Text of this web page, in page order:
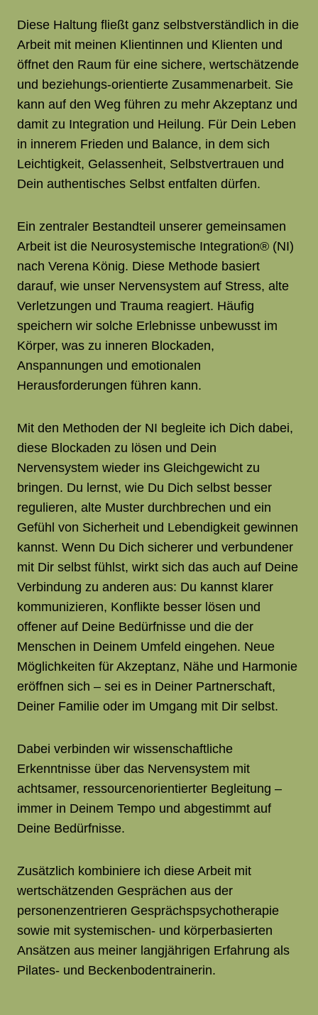
Diese Haltung fließt ganz selbstverständlich in die
Arbeit mit meinen Klientinnen und Klienten und
öffnet den Raum für eine sichere, wertschätzende
und beziehungs-orientierte Zusammenarbeit. Sie
kann auf den Weg führen zu mehr Akzeptanz und
damit zu Integration und Heilung. Für Dein Leben
in innerem Frieden und Balance, in dem sich
Leichtigkeit, Gelassenheit, Selbstvertrauen und
Dein authentisches Selbst entfalten dürfen.
Ein zentraler Bestandteil unserer gemeinsamen
Arbeit ist die Neurosystemische Integration® (NI)
nach Verena König. Diese Methode basiert
darauf, wie unser Nervensystem auf Stress, alte
Verletzungen und Trauma reagiert. Häufig
speichern wir solche Erlebnisse unbewusst im
Körper, was zu inneren Blockaden,
Anspannungen und emotionalen
Herausforderungen führen kann.
Mit den Methoden der NI begleite ich Dich dabei,
diese Blockaden zu lösen und Dein
Nervensystem wieder ins Gleichgewicht zu
bringen. Du lernst, wie Du Dich selbst besser
regulieren, alte Muster durchbrechen und ein
Gefühl von Sicherheit und Lebendigkeit gewinnen
kannst. Wenn Du Dich sicherer und verbundener
mit Dir selbst fühlst, wirkt sich das auch auf Deine
Verbindung zu anderen aus: Du kannst klarer
kommunizieren, Konflikte besser lösen und
offener auf Deine Bedürfnisse und die der
Menschen in Deinem Umfeld eingehen. Neue
Möglichkeiten für Akzeptanz, Nähe und Harmonie
eröffnen sich – sei es in Deiner Partnerschaft,
Deiner Familie oder im Umgang mit Dir selbst.
Dabei verbinden wir wissenschaftliche
Erkenntnisse über das Nervensystem mit
achtsamer, ressourcenorientierter Begleitung –
immer in Deinem Tempo und abgestimmt auf
Deine Bedürfnisse.
Zusätzlich kombiniere ich diese Arbeit mit
wertschätzenden Gesprächen aus der
personenzentrieren Gesprächspsychotherapie
sowie mit systemischen- und körperbasierten
Ansätzen aus meiner langjährigen Erfahrung als
Pilates- und Beckenbodentrainerin.